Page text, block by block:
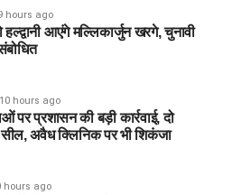
hours ago
आएंगे मल्लिकार्जुन खरगे, चुनावी
10 hours ago
पर प्रशासन की बड़ी कार्रवाई, दो
अवैध क्लिनिक पर भी शिकंजा
hours ago